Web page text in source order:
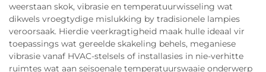
weerstaan skok, vibrasie en temperatuurwisseling wat
dikwels vroegtydige mislukking by tradisionele lampies
veroorsaak. Hierdie veerkragtigheid maak hulle ideaal vir
toepassings wat gereelde skakeling behels, meganiese
vibrasie vanaf HVAC-stelsels of installasies in nie-verhitte
ruimtes wat aan seisoenale temperatuurswaaie onderwerp